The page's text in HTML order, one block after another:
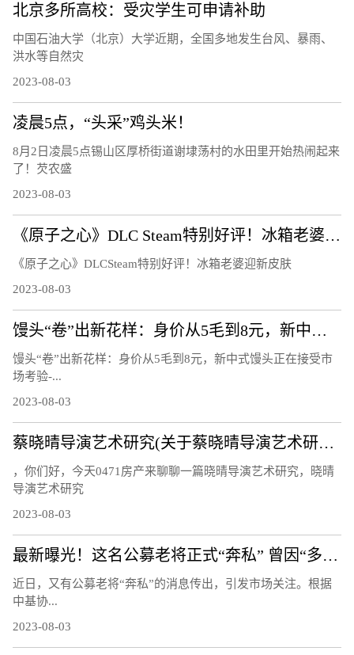
北京多所高校：受灾学生可申请补助
中国石油大学（北京）大学近期，全国多地发生台风、暴雨、
洪水等自然灾
2023-08-03
凌晨5点，“头采”鸡头米！
8月2日凌晨5点锡山区厚桥街道谢埭荡村的水田里开始热闹起来
了！芡农盛
2023-08-03
《原子之心》DLC Steam特别好评！冰箱老婆迎新皮肤
《原子之心》DLCSteam特别好评！冰箱老婆迎新皮肤
2023-08-03
馒头“卷”出新花样：身价从5毛到8元，新中式馒头正在接受市场考验
馒头“卷”出新花样：身价从5毛到8元，新中式馒头正在接受市
场考验-...
2023-08-03
蔡晓晴导演艺术研究(关于蔡晓晴导演艺术研究简述)
，你们好，今天0471房产来聊聊一篇晓晴导演艺术研究，晓晴
导演艺术研究
2023-08-03
最新曝光！这名公募老将正式“奔私” 曾因“多面手”受关注：同时管理指数、量化、主动基金
近日，又有公募老将“奔私”的消息传出，引发市场关注。根据
中基协...
2023-08-03